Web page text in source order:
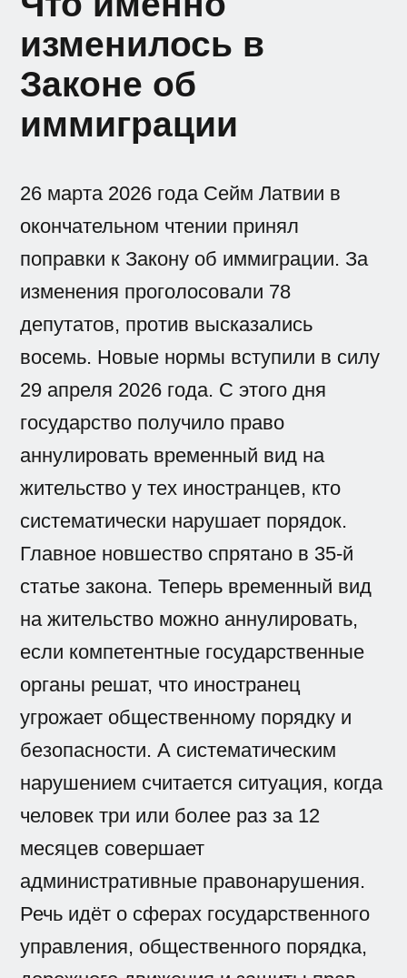
изменилось в
Законе об
иммиграции
26 марта 2026 года Сейм Латвии в
окончательном чтении принял
поправки к Закону об иммиграции. За
изменения проголосовали 78
депутатов, против высказались
восемь. Новые нормы вступили в силу
29 апреля 2026 года. С этого дня
государство получило право
аннулировать временный вид на
жительство у тех иностранцев, кто
систематически нарушает порядок.
Главное новшество спрятано в 35-й
статье закона. Теперь временный вид
на жительство можно аннулировать,
если компетентные государственные
органы решат, что иностранец
угрожает общественному порядку и
безопасности. А систематическим
нарушением считается ситуация, когда
человек три или более раз за 12
месяцев совершает
административные правонарушения.
Речь идёт о сферах государственного
управления, общественного порядка,